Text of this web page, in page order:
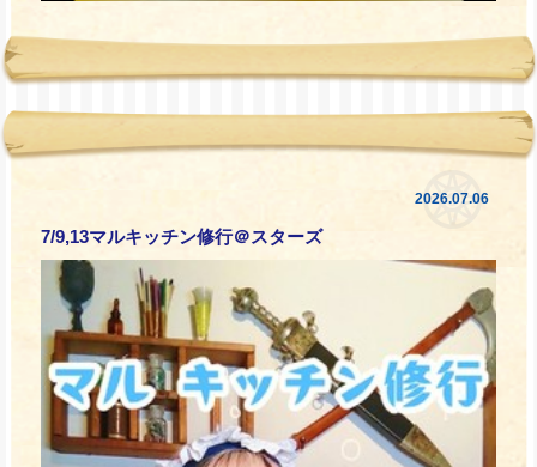
2026.07.06
7/9,13マルキッチン修行＠スターズ